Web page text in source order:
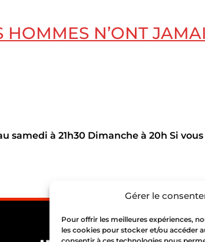
Gérer le
Pour offrir les meilleures expériences,
les cookies pour stocker et/ou accéder
N’ONT
samedi à 21h30 Dimanche à 20h Si